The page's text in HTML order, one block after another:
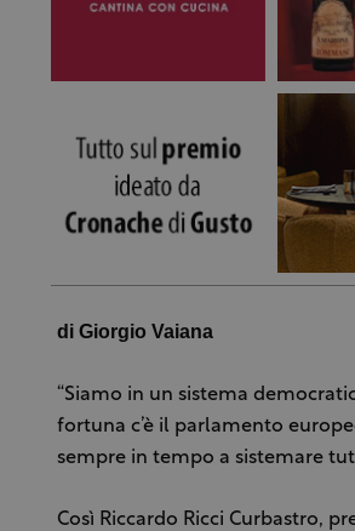
di Giorgio Vaiana
“Siamo in un sistema
fortuna c’è il parlamento
sempre in tempo a sistemare
Così Riccardo Ricci Curbastro,